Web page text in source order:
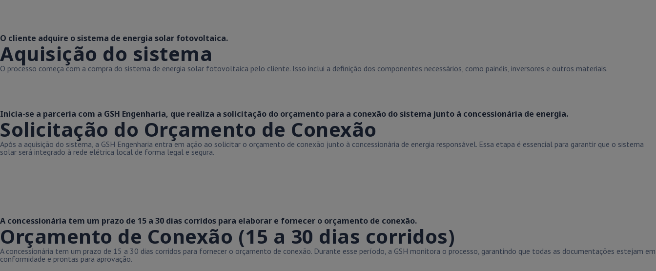
O cliente adquire o sistema de energia solar fotovoltaica.
Aquisição do sistema
O processo começa com a compra do sistema de energia solar fotovoltaica pelo cliente. Isso inclui a definição dos componentes necessários, como painéis, inversores e outros materiais.
Inicia-se a parceria com a GSH Engenharia, que realiza a solicitação do orçamento para a conexão do sistema junto à concessionária de energia.
Solicitação do Orçamento de Conexão
Após a aquisição do sistema, a GSH Engenharia entra em ação ao solicitar o orçamento de conexão junto à concessionária de energia responsável. Essa etapa é essencial para garantir que o sistema
solar será integrado à rede elétrica local de forma legal e segura.
A concessionária tem um prazo de 15 a 30 dias corridos para elaborar e fornecer o orçamento de conexão.
Orçamento de Conexão (15 a 30 dias corridos)
A concessionária tem um prazo de 15 a 30 dias corridos para fornecer o orçamento de conexão. Durante esse período, a GSH monitora o processo, garantindo que todas as documentações estejam em
conformidade e prontas para aprovação.